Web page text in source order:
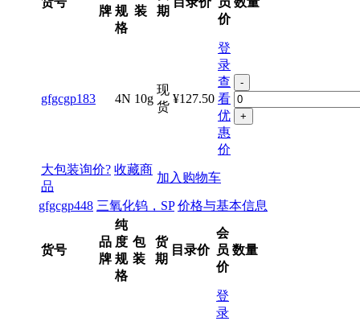
牌 规
格
装
期
价
gfgcgp183 4N 10g
现
货
¥127.50
登
录
查
看
优
惠
价
-
+
大包装询价? 收藏商
品
加入购物车
gfgcgp448 三氧化钨，SP 价格与基本信息
货号
品
牌
纯
度
规
格
包
装
货
期
目录价
会
员
价
数量
登
录